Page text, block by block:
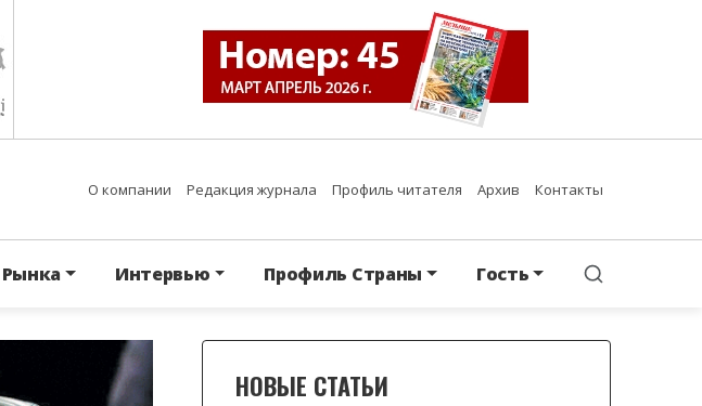
О компании Редакция журнала Профиль читателя Архив Контакты
Интервью Профиль Страны Гость
НОВЫЕ СТАТЬИ